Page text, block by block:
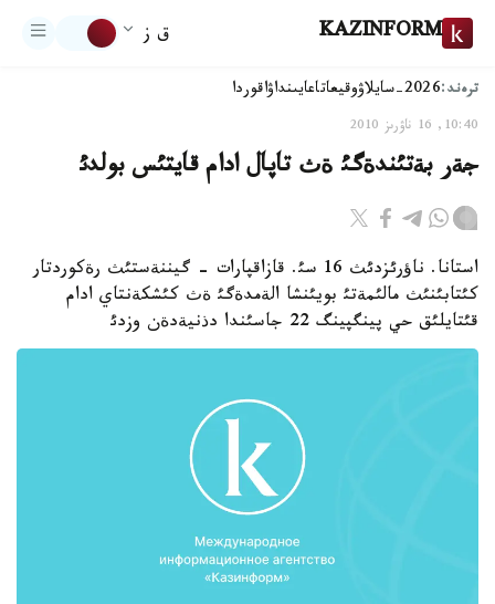
KAZINFORM ق ز
ترەند:2026-سايلاۋ وقيعاتاعايىنداۋاقوردا
10:40, 16 ناۋرىز 2010
جةر بةتئندةگئ ةث تاپال ادام قايتئس بولدئ
استانا. ناؤرئزدئث 16 سئ. قازاقپارات - گيننةستئث رةكوردتار
كئتابئنئث مالئمةتئ بويئنشا الةمدةگئ ةث كئشكةنتاي ادام
قئتايلئق حي پينگپينگ 22 جاسئندا دذنيةدةن وزدئ